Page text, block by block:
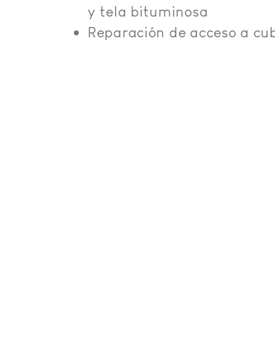
y tela bituminosa
Reparación de acceso a